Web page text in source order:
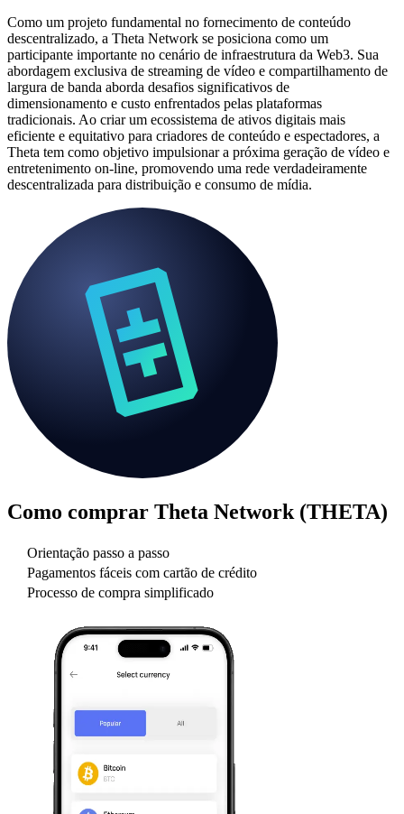
Como um projeto fundamental no fornecimento de conteúdo
descentralizado, a Theta Network se posiciona como um
participante importante no cenário de infraestrutura da Web3. Sua
abordagem exclusiva de streaming de vídeo e compartilhamento de
largura de banda aborda desafios significativos de
dimensionamento e custo enfrentados pelas plataformas
tradicionais. Ao criar um ecossistema de ativos digitais mais
eficiente e equitativo para criadores de conteúdo e espectadores, a
Theta tem como objetivo impulsionar a próxima geração de vídeo e
entretenimento on-line, promovendo uma rede verdadeiramente
descentralizada para distribuição e consumo de mídia.
Como comprar Theta Network (THETA)
Orientação passo a passo
Pagamentos fáceis com cartão de crédito
Processo de compra simplificado